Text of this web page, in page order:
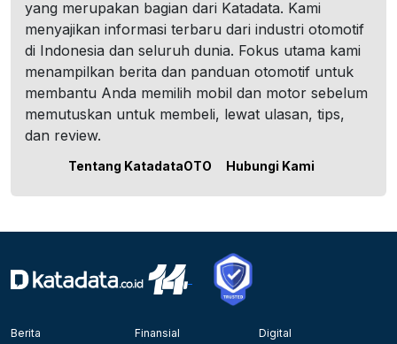
yang merupakan bagian dari Katadata. Kami
menyajikan informasi terbaru dari industri otomotif
di Indonesia dan seluruh dunia. Fokus utama kami
menampilkan berita dan panduan otomotif untuk
membantu Anda memilih mobil dan motor sebelum
memutuskan untuk membeli, lewat ulasan, tips,
dan review.
Tentang KatadataOTO Hubungi Kami
Berita
Finansial
Digital